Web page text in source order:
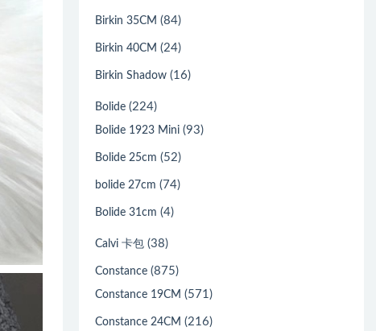
Birkin 35CM (84)
Birkin 40CM (24)
Birkin Shadow (16)
Bolide (224)
Bolide 1923 Mini (93)
Bolide 25cm (52)
bolide 27cm (74)
Bolide 31cm (4)
Calvi 卡包 (38)
Constance (875)
Constance 19CM (571)
Constance 24CM (216)